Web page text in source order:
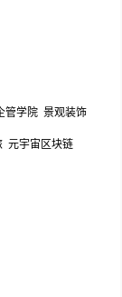
管学院 景观装饰
元宇宙区块链